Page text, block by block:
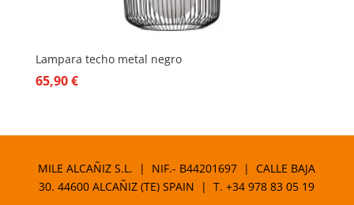
Lampara techo metal negro
65,90€
MILE ALCAÑIZ S.L. | NIF.- B44201697 | CALLE BAJA
30. 44600 ALCAÑIZ (TE) SPAIN | T.+34 978 83 05 19